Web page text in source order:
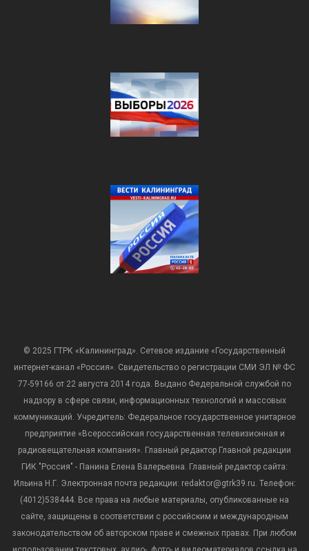
© 2025 ГТРК «Калининград». Сетевое издание «Государственный
интернет-канал «Россия». Свидетельство о регистрации СМИ ЭЛ № ФС
77-59166 от 22 августа 2014 года. Выдано Федеральной службой по
надзору в сфере связи, информационных технологий и массовых
коммуникаций. Учредитель: Федеральное государственное унитарное
предприятие «Всероссийская государственная телевизионная и
радиовещательная компания». Главный редактор Главной редакции
ГИК "Россия" - Панина Елена Валерьевна. Главный редактор сайта:
Ильина Н.Г. Электронная почта редакции: redaktor@gtrk39.ru. Телефон:
(4012)538444. Все права на любые материалы, опубликованные на
сайте, защищены в соответствии с российским и международным
законодательством об авторском праве и смежных правах. При любом